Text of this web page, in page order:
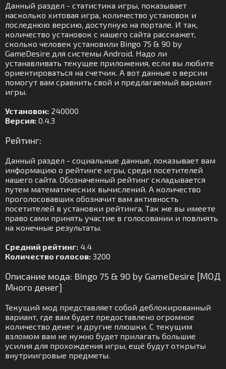
Данный раздел - статистика игры, показывает
насколько хитовая игра, количество установок и
последнюю версию, доступную на портале. И так,
количество установок с нашего сайта расскажет,
сколько человек установили Bingo 75 & 90 by
GameDesire для системы Android. Надо ли
устанавливать текущее приложения, если вы любите
ориентироваться на счетчик. А вот данные о версии
помогут вам сравнить свой и предлагаемый вариант
игры.
Установок: 240000
Версия: 0.4.3
Рейтинг:
Данный раздел - социальные данные, показывает вам
информацию о рейтинге игры, среди посетителей
нашего сайта. Обозначенный рейтинг складывается
путем математических вычислений. А количество
проголосовавших обозначит вам активность
посетителей в установки рейтинга. Так же вы имеете
право сами принять участие в голосовании и повлиять
на конечные результаты.
Средний рейтинг: 4.4
Количество голосов: 3200
Описание мода: Bingo 75 & 90 by GameDesire [МОД
Много денег]
Текущий мод представляет собой деблокированный
вариант, где вам будет предоставлено огромное
количество денег и другие плюшки. С текущим
взломом вам не нужно будет прилагать большие
усилия для прохождения игры, ещё будут открыты
внутриигровые предметы.